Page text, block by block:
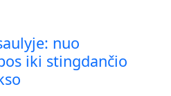
nuo
iki stingdančio